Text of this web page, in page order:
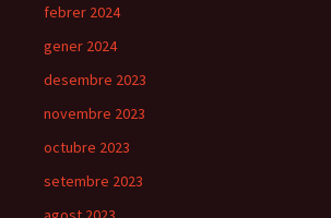
febrer 2024
gener 2024
desembre 2023
novembre 2023
octubre 2023
setembre 2023